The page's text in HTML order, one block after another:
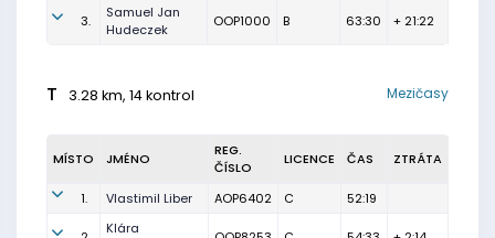
3.
Samuel Jan
Hudeczek
OOP1000 B 63:30 + 21:22
T 3.28 km, 14 kontrol Mezičasy
MÍSTO JMÉNO
REG.
ČÍSLO
LICENCE ČAS ZTRÁTA
1. Vlastimil Liber AOP6402 C 52:19
Klára